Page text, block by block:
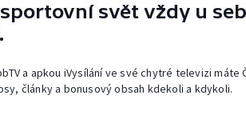
svět vždy u
a apkou iVysílání ve své chytré televizi máte
články a bonusový obsah kdekoli a kdykoli.